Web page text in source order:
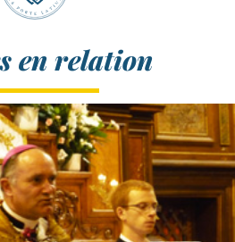
en relation